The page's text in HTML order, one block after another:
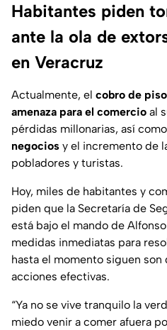
Habitantes piden
ante la ola de
en Veracruz
Actualmente, el cobro de piso
amenaza para el comercio al
pérdidas millonarias, así
negocios y el incremento de
pobladores y turistas.
Hoy, miles de habitantes y
piden que la Secretaría de
está bajo el mando de
medidas inmediatas para
hasta el momento siguen son
acciones efectivas.
“Ya no se vive tranquilo la
miedo venir a comer afuera